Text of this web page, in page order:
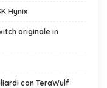
Hynix
originale in
con TeraWulf